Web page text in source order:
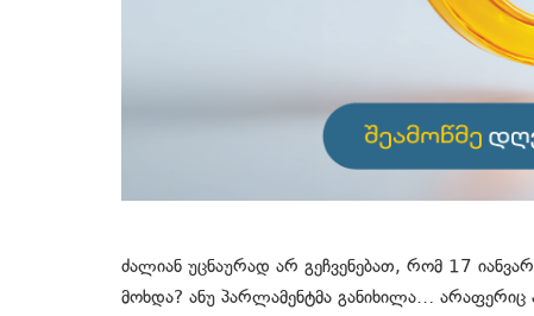
ძალიან უცნაურად არ გეჩვენებათ, რომ 17
მოხდა? ანუ პარლამენტმა განიხილა…